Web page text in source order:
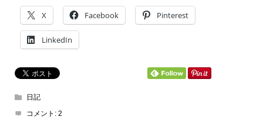
X Facebook Pinterest
LinkedIn
日記
コメント: 2